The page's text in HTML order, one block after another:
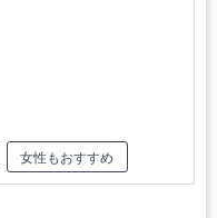
女性もおすすめ